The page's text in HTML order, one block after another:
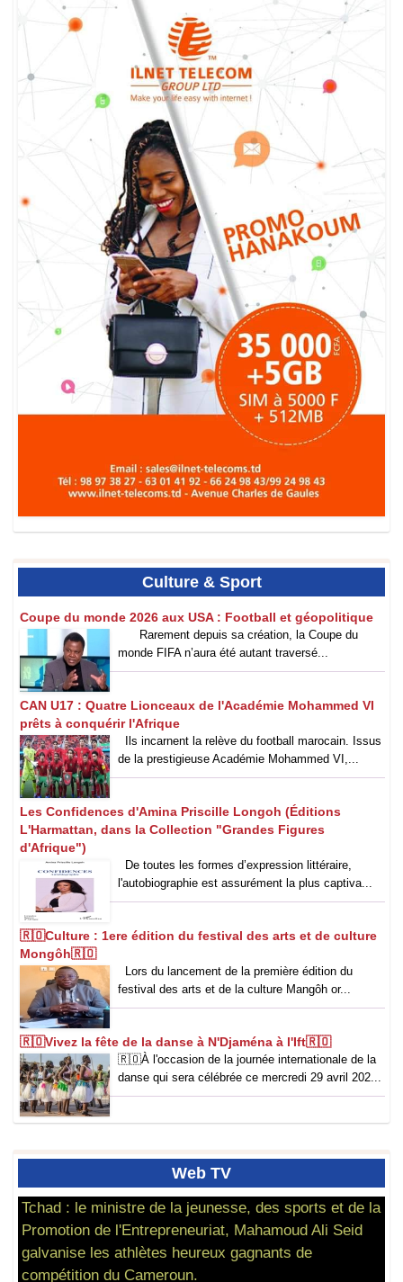
Culture& Sport
Coupe du monde 2026 aux USA : Football et géopolitique
‎Rarement depuis sa création, la Coupe du
monde FIFA n’aura été autant traversé...
CAN U17 : Quatre Lionceaux de l'Académie Mohammed VI
prêts à conquérir l'Afrique
Ils incarnent la relève du football marocain. Issus
de la prestigieuse Académie Mohammed VI,...
Les Confidences d'Amina Priscille Longoh (Éditions
L'Harmattan, dans la Collection "Grandes Figures
d'Afrique")
De toutes les formes d’expression littéraire,
l'autobiographie est assurément la plus captiva...
🇷🇴Culture : 1ere édition du festival des arts et de culture
Mongôh🇷🇴
Lors du lancement de la première édition du
festival des arts et de la culture Mangôh or...
🇷🇴Vivez la fête de la danse à N'Djaména à l'Ift🇷🇴
🇷🇴‎À l'occasion de la journée internationale de la
danse qui sera célébrée ce mercredi 29 avril 202...
Web TV
Tchad : le ministre de la jeunesse, des sports et de la
Promotion de l'Entrepreneuriat, Mahamoud Ali Seid
galvanise les athlètes heureux gagnants de
compétition du Cameroun.